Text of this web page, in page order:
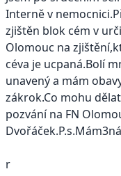
Interně v
zjištěn blok cém v
Olomouc na
céva je ucpaná.Bolí
unavený a mám
zákrok.Co mohu
pozvání na FN
r